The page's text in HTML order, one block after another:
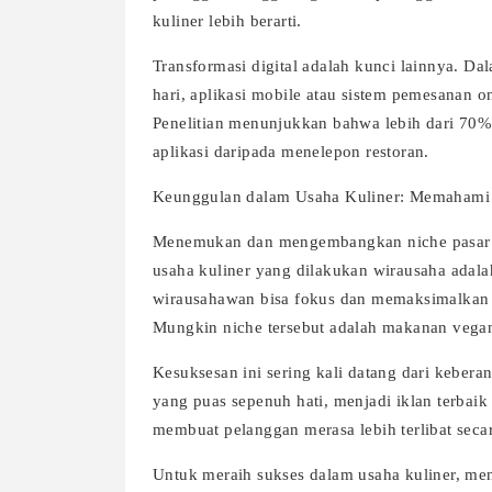
kuliner lebih berarti.
Transformasi digital adalah kunci lainnya.
hari, aplikasi mobile atau sistem pemesanan
Penelitian menunjukkan bahwa lebih dari
aplikasi daripada menelepon restoran.
Keunggulan dalam Usaha Kuliner:
Menemukan dan mengembangkan niche
usaha kuliner yang dilakukan wirausaha
wirausahawan bisa fokus dan
Mungkin niche tersebut adalah makanan
Kesuksesan ini sering kali datang dari
yang puas sepenuh hati, menjadi iklan
membuat pelanggan merasa lebih terlibat
Untuk meraih sukses dalam usaha kuliner,